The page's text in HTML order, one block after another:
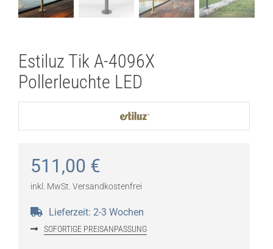
Estiluz Tik A-4096X
Pollerleuchte LED
511,00 €
inkl. MwSt. Versandkostenfrei
Lieferzeit: 2-3 Wochen
SOFORTIGE PREISANPASSUNG